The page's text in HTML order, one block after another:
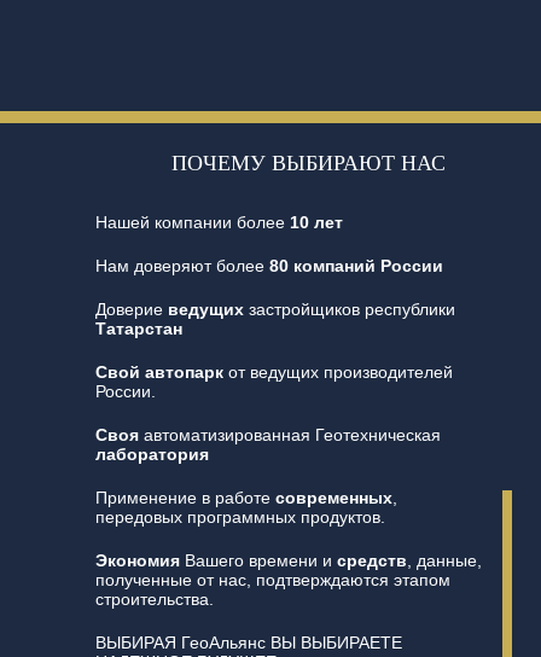
ПОЧЕМУ ВЫБИРАЮТ НАС
Нашей компании более 10 лет
Нам доверяют более 80 компаний России
Доверие ведущихзастройщиков республики
Татарстан
Свой автопаркот ведущих производителей
России.
Свояавтоматизированная Геотехническая
лаборатория
Применение в работе современных,
передовых программных продуктов.
ЭкономияВашего времени и средств , данные,
полученные от нас, подтверждаются этапом
строительства.
ВЫБИРАЯ ГеоАльянс ВЫ ВЫБИРАЕТЕ